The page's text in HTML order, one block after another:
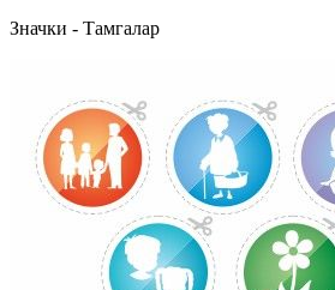
Значки - Тамгалар